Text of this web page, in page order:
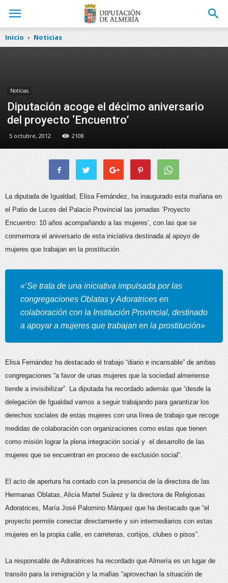
Inicio Noticias
Noticias
Diputación acoge el décimo aniversario
del proyecto ‘Encuentro’
5 octubre, 2012 2108
La diputada de Igualdad, Elisa Fernández, ha inaugurado esta mañana en
el Patio de Luces del Palacio Provincial las jornadas ‘Proyecto
Encuentro: 10 años acompañando a las mujeres’, con las que se
conmemora el aniversario de esta iniciativa destinada al apoyo de
mujeres que trabajan en la prostitución.
«‘Se trata de una iniciativa impulsada por las
congregaciones Oblatas y Adoratrices en
colaboración con la Institución Provincial, destinado
a apoyar a mujeres que trabajan en la prostitución»
Elisa Fernández ha destacado el trabajo “diario e incansable” de ambas
congregaciones “a favor de unas mujeres que la sociedad almeriense
tiende a invisibilizar”. La diputada ha recordado además que “desde la
delegación de Igualdad vamos a seguir trabajando para garantizar los
derechos sociales de estas mujeres con una línea de trabajo que recoge
medidas de colaboración con organizaciones como estas que tienen
como misión lograr la plena integración social y el desarrollo de las
mujeres que se encuentran en proceso de exclusión social”.
El acto de apertura ha contado con la presencia de la directora de las
Hermanas Oblatas, Alicia Martel Suárez y la directora de Religiosas
Adoratrices, María José Palomino Márquez que ha destacado que “el
proyecto permite conectar directamente y sin intermediarios con estas
mujeres en la propia calle, en carreteras, cortijos, clubes o pisos”.
La responsable de Adoratrices ha recordado que Almería es un lugar de
transito para la inmigración y la mafias “aprovechan la situación de